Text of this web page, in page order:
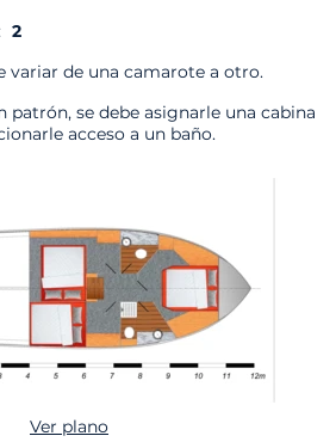
2
variar de una camarote a otro.
patrón, se debe asignarle una cabina
acceso a un baño.
Ver plano